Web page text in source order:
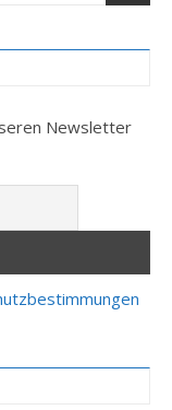
Newsletter